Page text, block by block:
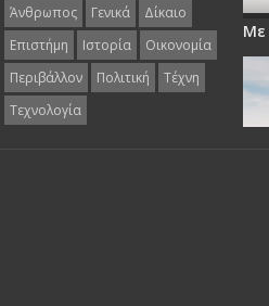
Άνθρωπος Γενικά
Δίκαιο
Επιστήμη
Ιστορία
Οικονομία
Περιβάλλον
Πολιτική
Τέχνη
Τεχνολογία
Με